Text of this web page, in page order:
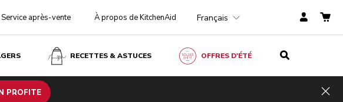
Service après-vente À propos de KitchenAid Français
RECETTES & ASTUCES OFFRES D'ÉTÉ
PROFITE